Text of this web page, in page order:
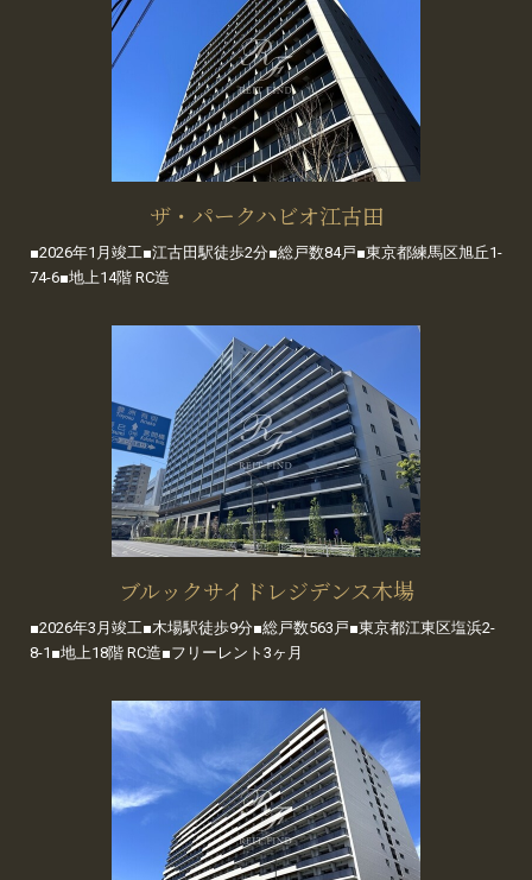
ザ・パークハビオ江古田
■2026年1月竣工■江古田駅徒歩2分■総戸数84戸■東京都練馬区旭丘1-
74-6■地上14階 RC造
ブルックサイドレジデンス木場
■2026年3月竣工■木場駅徒歩9分■総戸数563戸■東京都江東区塩浜2-
8-1■地上18階 RC造■フリーレント3ヶ月